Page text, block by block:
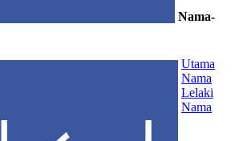
Nama-
Utama
Nama
Lelaki
Nama